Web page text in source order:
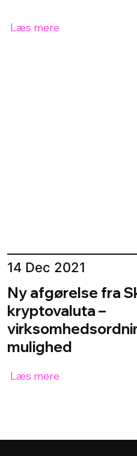
Læs mere
14 Dec 2021
Ny afgørelse fra
kryptovaluta –
mulighed
Læs mere